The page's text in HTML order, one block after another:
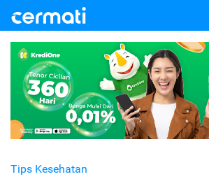
Tips Kesehatan